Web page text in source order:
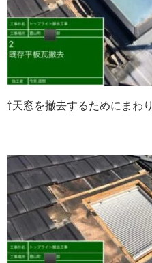
⇧天窓を撤去するためにまわ